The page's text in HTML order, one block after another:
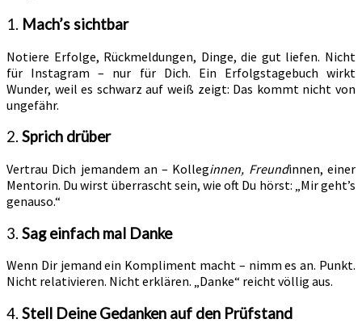
1. Mach’s sichtbar
Notiere Erfolge, Rückmeldungen, Dinge, die gut liefen. Nicht
für Instagram – nur für Dich. Ein Erfolgstagebuch wirkt
Wunder, weil es schwarz auf weiß zeigt: Das kommt nicht von
ungefähr.
2. Sprich drüber
Vertrau Dich jemandem an – Kolleginnen, Freundinnen, einer
Mentorin. Du wirst überrascht sein, wie oft Du hörst: „Mir geht’s
genauso.“
3. Sag einfach mal Danke
Wenn Dir jemand ein Kompliment macht – nimm es an. Punkt.
Nicht relativieren. Nicht erklären. „Danke“ reicht völlig aus.
4. Stell Deine Gedanken auf den Prüfstand